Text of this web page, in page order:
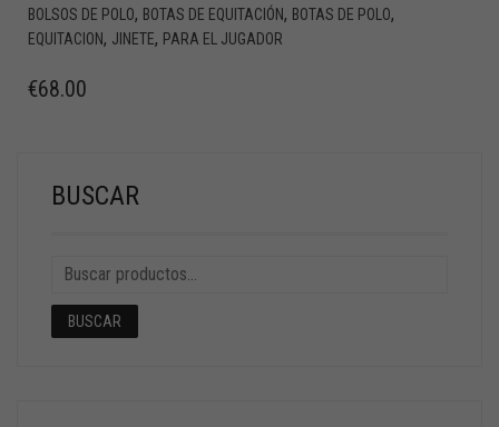
BOLSOS DE POLO, BOTAS DE EQUITACIÓN, BOTAS DE POLO,
EQUITACION, JINETE, PARA EL JUGADOR
€68.00
BUSCAR
BUSCAR